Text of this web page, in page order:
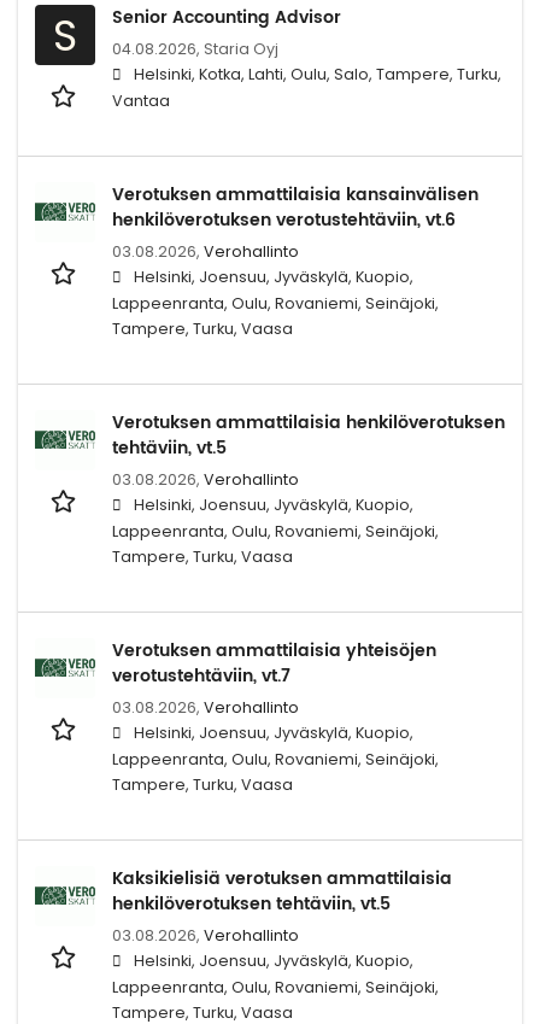
S Senior Accounting Advisor
04.08.2026, Staria Oyj
Helsinki, Kotka, Lahti, Oulu, Salo, Tampere, Turku,
Vantaa
Verotuksen ammattilaisia kansainvälisen
henkilöverotuksen verotustehtäviin, vt.6
03.08.2026, Verohallinto
Helsinki, Joensuu, Jyväskylä, Kuopio,
Lappeenranta, Oulu, Rovaniemi, Seinäjoki,
Tampere, Turku, Vaasa
Verotuksen ammattilaisia henkilöverotuksen
tehtäviin, vt.5
03.08.2026, Verohallinto
Helsinki, Joensuu, Jyväskylä, Kuopio,
Lappeenranta, Oulu, Rovaniemi, Seinäjoki,
Tampere, Turku, Vaasa
Verotuksen ammattilaisia yhteisöjen
verotustehtäviin, vt.7
03.08.2026, Verohallinto
Helsinki, Joensuu, Jyväskylä, Kuopio,
Lappeenranta, Oulu, Rovaniemi, Seinäjoki,
Tampere, Turku, Vaasa
Kaksikielisiä verotuksen ammattilaisia
henkilöverotuksen tehtäviin, vt.5
03.08.2026, Verohallinto
Helsinki, Joensuu, Jyväskylä, Kuopio,
Lappeenranta, Oulu, Rovaniemi, Seinäjoki,
Tampere, Turku, Vaasa